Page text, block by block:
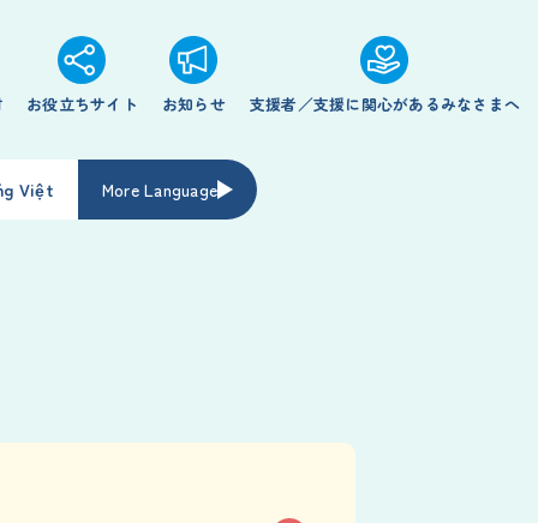
お役立ちサイト お知らせ 支援者／支援に関心があるみなさまへ
Việt More Language